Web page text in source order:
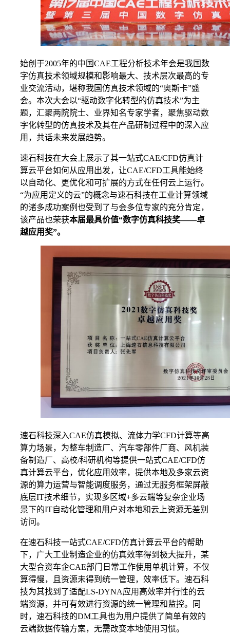
始创于2005年的中国CAE工程分析技术年会是我国数
字仿真技术领域规模和影响最大、技术层次最高的专
业交流活动，堪称我国仿真技术领域的“奥斯卡”盛
会。本次大会以“驱动数字化转型的仿真技术”为主
题，汇聚两院院士、业界知名专家学者，聚焦驱动数
字化转型的仿真技术及其在产品研制过程中的深入应
用，共话未来发展趋势。
速石科技在大会上展示了其一站式CAE/CFD仿真计
算云平台如何从应用出发，让CAE/CFD工具能始终
以自动化、更优化和可扩展的方式在任何云上运行。
“为应用定义的云”的概念与速石科技在工业计算领域
的诸多成功案例也受到了与会多位专家的充分肯定，
该产品也荣获本届最具价值“数字仿真科技奖——卓
越应用奖”。
速石科技深入CAE仿真模拟、流体力学CFD计算等高
算力场景，为整车制造厂、汽车零部件厂商、风机装
备制造厂、高校/科研机构等提供一站式CAE/CFD仿
真计算云平台，优化应用效率，提供本地及多家云资
源的算力运营与智能调度服务，通过无服务框架屏蔽
底层IT技术细节，实现多区域+多云端等复杂企业场
景下的IT自动化管理和用户对本地和云上资源无差别
访问。
在速石科技一站式CAE/CFD仿真计算云平台的帮助
下，广大工业制造企业的仿真效率得到极大提升，某
大型合资车企CAE部门日常工作使用单机计算，不仅
算得慢，且资源未得到统一管理，效率低下。速石科
技为其找到了适配LS-DYNA应用高效率并行性的云
端资源，并可有效进行资源的统一管理和监控。同
时，速石科技的DM工具也为用户提供了简单有效的
云端数据传输方案，无需改变本地使用习惯。